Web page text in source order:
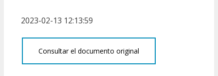
2023-02-13 12:13:59
Consultar el documento original